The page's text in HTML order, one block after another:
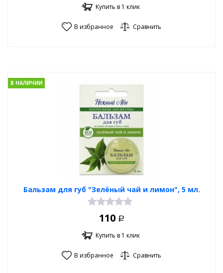
Купить в 1 клик
В избранное Сравнить
Бальзам для губ "Зелёный чай и лимон", 5 мл.
В НАЛИЧИИ
110 Р
Купить в 1 клик
В избранное Сравнить